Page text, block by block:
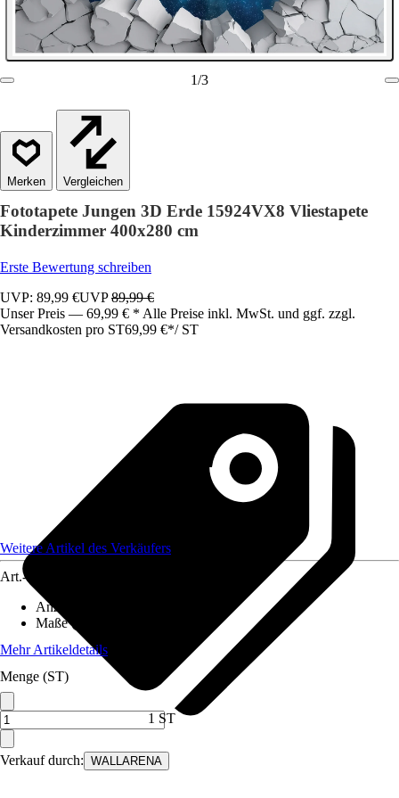
1/3
Vergleichen
Fototapete Jungen 3D Erde 15924VX8 Vliestapete
Kinderzimmer 400x280 cm
Erste Bewertung schreiben
UVP: 89,99 €UVP89,99 €
Unser Preis — 69,99 € * Alle Preise inkl. MwSt. und ggf. zzgl.
Versandkosten pro ST69,99 €*/ ST
Verkauf durch: WALLARENA
Weitere Artikel des Verkäufers
Art.-Nr.
Anzahl der Teile
Maße (BxH)
Mehr Artikeldetails
Menge (ST)
1 ST